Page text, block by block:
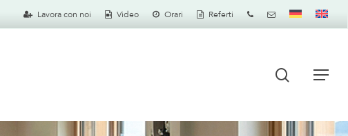
Lavora con noi Video Orari Referti
search